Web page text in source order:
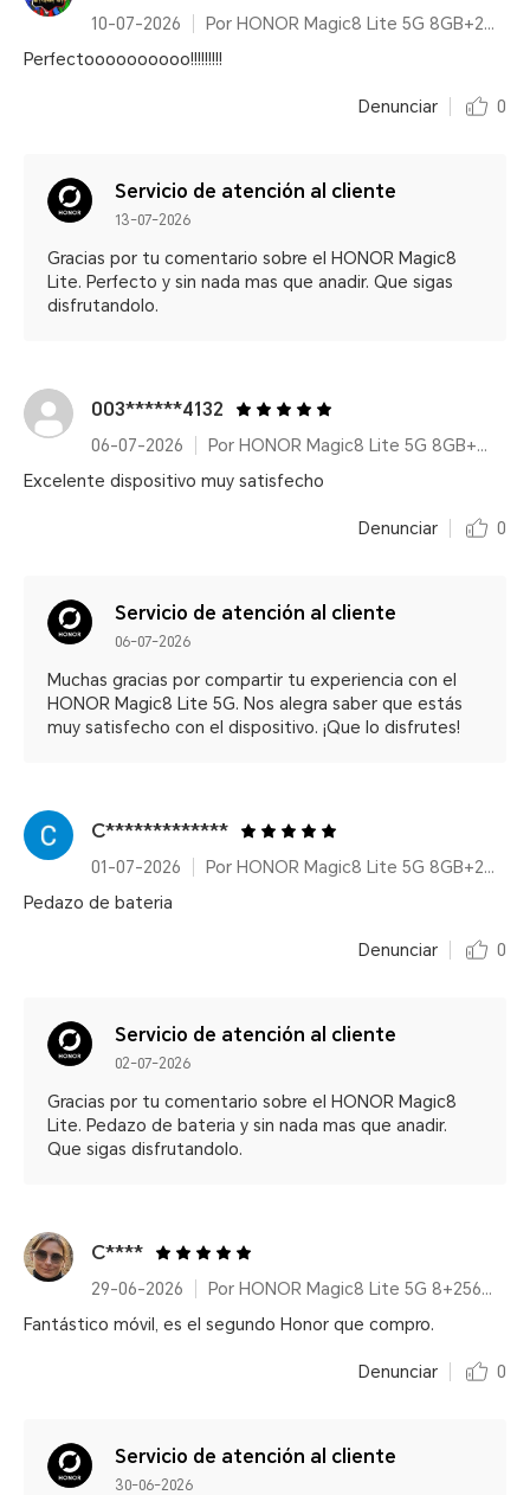
10-07-2026
Por HONOR Magic8 Lite 5G 8GB+256GB Midnight Black/ 7500mAh/ IP68/IP69K/ 6000nits/ 2.5m Resistencia a caídas certificada
Perfectoooooooooo!!!!!!!!!
Denunciar 0
Servicio de atención al cliente
13-07-2026
Gracias por tu comentario sobre el HONOR Magic8
Lite. Perfecto y sin nada mas que anadir. Que sigas
disfrutandolo.
003******4132
06-07-2026
Por HONOR Magic8 Lite 5G 8GB+256GB Midnight Black/ 7500mAh/ IP68/IP69K/ 6000nits/ 2.5m Resistencia a caídas certificada
Excelente dispositivo muy satisfecho
Denunciar 0
Servicio de atención al cliente
06-07-2026
Muchas gracias por compartir tu experiencia con el
HONOR Magic8 Lite 5G. Nos alegra saber que estás
muy satisfecho con el dispositivo. ¡Que lo disfrutes!
C*************
01-07-2026
Por HONOR Magic8 Lite 5G 8GB+256GB Forest Green/ 7500mAh/ IP68/IP69K/ 6000nits/ 2.5m Resistencia a caídas certificada
Pedazo de bateria
Denunciar 0
Servicio de atención al cliente
02-07-2026
Gracias por tu comentario sobre el HONOR Magic8
Lite. Pedazo de bateria y sin nada mas que anadir.
Que sigas disfrutandolo.
C****
29-06-2026
Por HONOR Magic8 Lite 5G 8+256GB Reddish Brown/ 7500mAh/ IP68/IP69K/ 6000nits/ 2.5m Resistencia a caídas certificada
Fantástico móvil, es el segundo Honor que compro.
Denunciar 0
Servicio de atención al cliente
30-06-2026